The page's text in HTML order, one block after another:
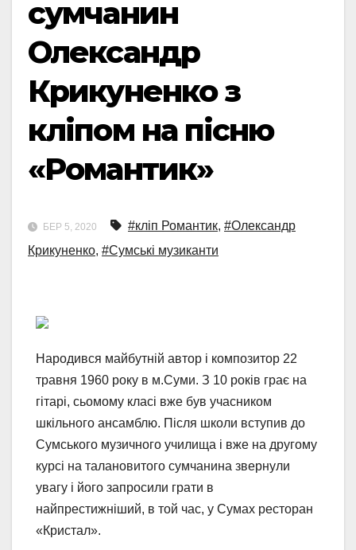
сумчанин
Олександр
Крикуненко з
кліпом на пісню
«Романтик»
БЕР 5, 2020 #кліп Романтик, #Олександр
Крикуненко, #Сумські музиканти
Народився майбутній автор і композитор 22
травня 1960 року в м.Суми. З 10 років грає на
гітарі, сьомому класі вже був учасником
шкільного ансамблю. Після школи вступив до
Сумського музичного училища і вже на другому
курсі на талановитого сумчанина звернули
увагу і його запросили грати в
найпрестижніший, в той час, у Сумах ресторан
«Кристал».